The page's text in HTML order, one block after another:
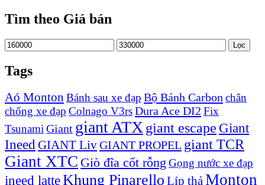
Tìm theo Giá bán
Giá
thấp
nhất
Giá
cao
Lọc
Tags
Aó Monton Bánh sau xe đạp Bộ Bánh Carbon chân
chống xe đạp Colnago V3rsDura Ace DI2 Fix
Tsunami Giant giant ATX giant escape Giant
Ineed GIANT LivGIANT PROPEL giant TCR
Giant XTC Giò đĩa cốt rỗng Gọng nước xe đạp
ineed latteKhung Pinarello Líp thả Monton